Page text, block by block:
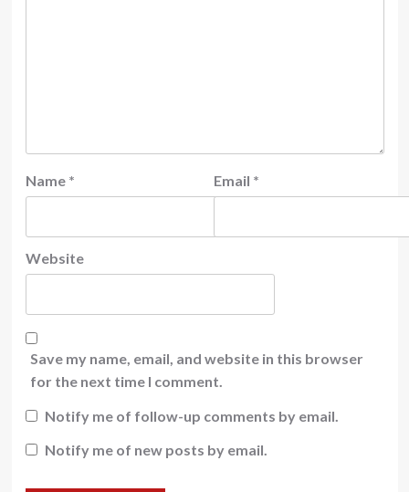
Name * Email *
Website
Save my name, email, and website in this browser
for the next time I comment.
Notify me of follow-up comments by email.
Notify me of new posts by email.